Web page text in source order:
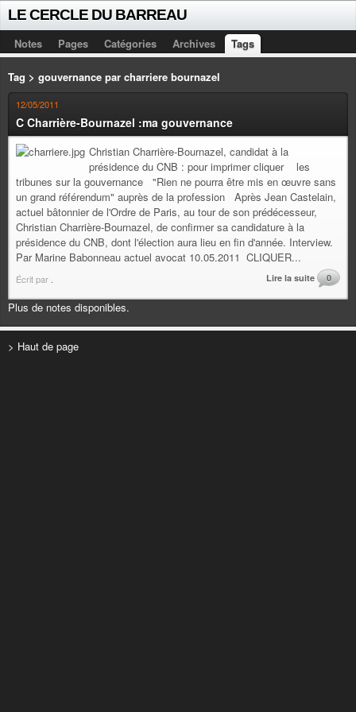
LE CERCLE DU BARREAU
Notes Pages Catégories Archives Tags
Tag > gouvernance par charriere bournazel
12/05/2011
C Charrière-Bournazel :ma gouvernance
Christian Charrière-Bournazel, candidat à la
présidence du CNB : pour imprimer cliquer les
tribunes sur la gouvernance "Rien ne pourra être mis en œuvre sans
un grand référendum" auprès de la profession Après Jean Castelain,
actuel bâtonnier de l'Ordre de Paris, au tour de son prédécesseur,
Christian Charrière-Bournazel, de confirmer sa candidature à la
présidence du CNB, dont l'élection aura lieu en fin d'année. Interview.
Par Marine Babonneau actuel avocat 10.05.2011 CLIQUER...
Écrit par Lire la suite 0
Plus de notes disponibles.
> Haut de page